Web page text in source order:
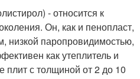
- относится к
Он, как и пенопласт,
низкой паропровидимостью,
как утеплитель и
плит с толщиной от 2 до 10